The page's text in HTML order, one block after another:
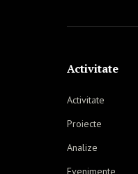
Activitate
Activitate
Proiecte
Analize
Evenimente